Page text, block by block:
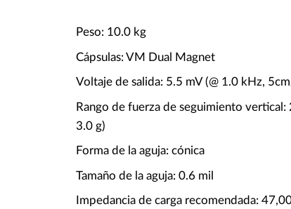
Peso: 10.0 kg
Cápsulas: VM Dual Magnet
Voltaje de salida: 5.5 mV (@ 1.0 kHz,
Rango de fuerza de seguimiento vertical:
3.0 g)
Forma de la aguja: cónica
Tamaño de la aguja: 0.6 mil
Impedancia de carga recomendada: